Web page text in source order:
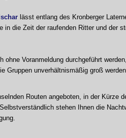
lässt entlang des Kronberger
in die Zeit der raufenden Ritter und der
ohne Voranmeldung durchgeführt
Gruppen unverhältnismäßig groß
Routen angeboten, in der Kürze
stehen Ihnen die